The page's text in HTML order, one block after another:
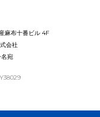
麻布十番ビル 4F
会社
宛